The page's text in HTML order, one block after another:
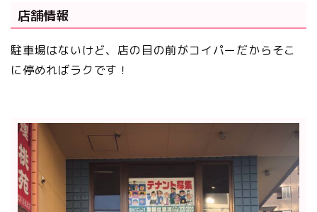
店舗情報
駐車場はないけど、店の目の前がコイパーだからそこ
に停めればラクです！